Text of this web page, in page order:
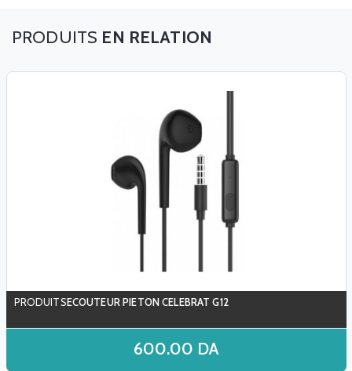
EN RELATION
ECOUTEUR PIETON CELEBRAT G12
600.00 DA